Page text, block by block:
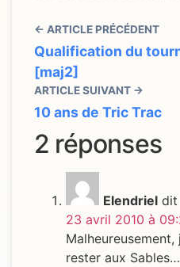
← ARTICLE PRÉCÉDENT
Qualification du
[maj2]
ARTICLE SUIVANT →
10 ans de Tric Trac
2 réponses
Elendriel dit
23 avril 2010 à
rester aux Sables…